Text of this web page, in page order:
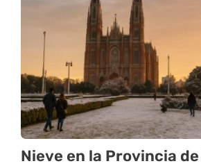
Nieve en la Provincia